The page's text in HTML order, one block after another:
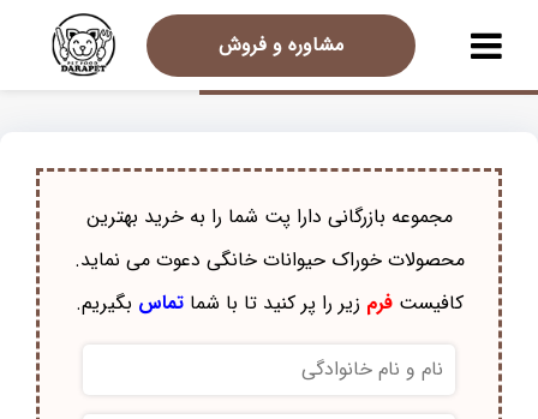
مشاوره و فروش
مجموعه بازرگانی دارا پت شما را به خرید بهترین
محصولات خوراک حيوانات خانگی دعوت می نماید.
کافیستفرم زیر را پر کنید تا با شماتماس بگیریم.
نام
و